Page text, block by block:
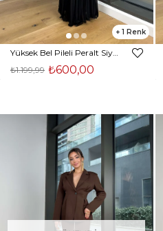
1
Yüksek Bel Pileli Peralt Siyah Kadın Uzun Etek 25Y043
₺600,00
₺1.199,99